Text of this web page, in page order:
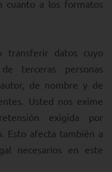
cuanto a los formatos
transferir datos cuyo
terceras personas
de nombre y de
Usted nos exime
exigida por
Esto afecta también a
necesarios en este